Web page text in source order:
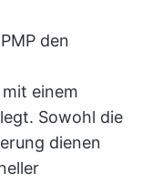
den
einem
Sowohl die
dienen